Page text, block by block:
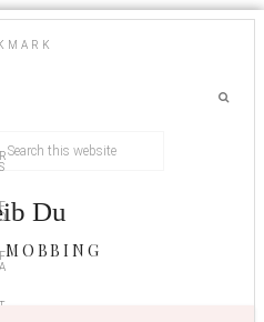
Du
MOBBING